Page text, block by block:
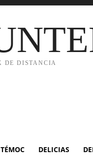
DE DISTANCIA
DELICIAS